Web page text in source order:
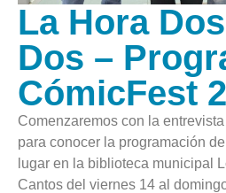
La Hora
Dos –
CómicFest
Comenzaremos con la
para conocer la programación
lugar en la biblioteca municipal
Cantos del viernes 14 al